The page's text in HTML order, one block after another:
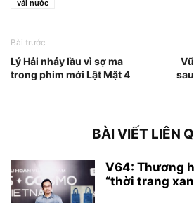
vải nước
Bài trước
Lý Hải nhảy lầu vì sợ ma
trong phim mới Lật Mặt 4
BÀI VIẾT LIÊN
V64: Thương
“thời trang